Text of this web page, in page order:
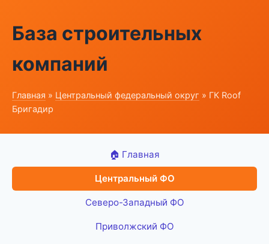
База строительных
компаний
Главная » Центральный федеральный округ » ГК Roof
Бригадир
🏠 Главная
Центральный ФО
Северо-Западный ФО
Приволжский ФО